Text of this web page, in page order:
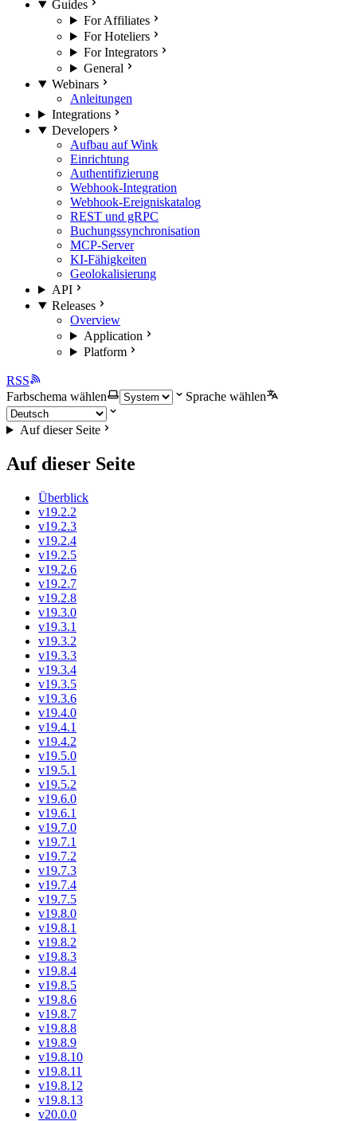
Guides
For Affiliates
For Hoteliers
For Integrators
General
Webinars
Anleitungen
Integrations
Developers
Aufbau auf Wink
Einrichtung
Authentifizierung
Webhook-Integration
Webhook-Ereigniskatalog
REST und gRPC
Buchungssynchronisation
MCP-Server
KI-Fähigkeiten
Geolokalisierung
API
Releases
Overview
Application
Platform
RSS
Farbschema wählen
Sprache wählen
Auf dieser Seite
Auf dieser Seite
Überblick
v19.2.2
v19.2.3
v19.2.4
v19.2.5
v19.2.6
v19.2.7
v19.2.8
v19.3.0
v19.3.1
v19.3.2
v19.3.3
v19.3.4
v19.3.5
v19.3.6
v19.4.0
v19.4.1
v19.4.2
v19.5.0
v19.5.1
v19.5.2
v19.6.0
v19.6.1
v19.7.0
v19.7.1
v19.7.2
v19.7.3
v19.7.4
v19.7.5
v19.8.0
v19.8.1
v19.8.2
v19.8.3
v19.8.4
v19.8.5
v19.8.6
v19.8.7
v19.8.8
v19.8.9
v19.8.10
v19.8.11
v19.8.12
v19.8.13
v20.0.0